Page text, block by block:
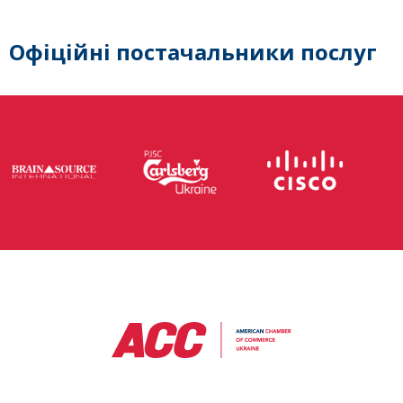
Офіційні постачальники послуг